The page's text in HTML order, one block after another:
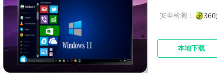
安全检测：
本地下载